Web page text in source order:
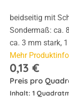
beidseitig mit
Sondermaß: ca.
ca. 3 mm stark,
Mehr
0,13 €
Preis pro
Inhalt: 1